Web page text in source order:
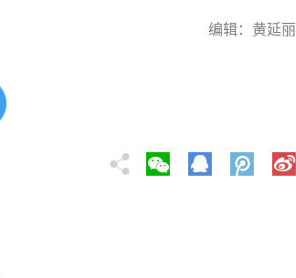
编辑：黄延丽